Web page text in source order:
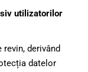
utilizatorilor
derivând
datelor